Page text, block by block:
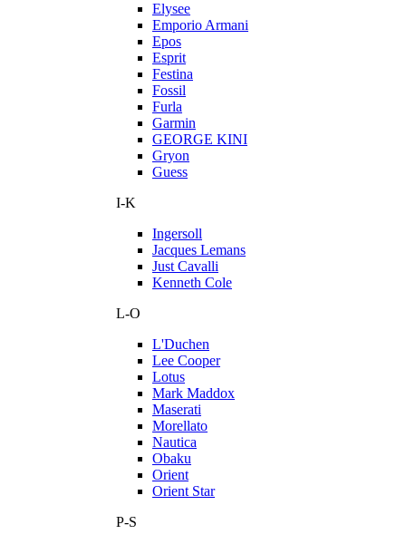
Elysee
Emporio Armani
Epos
Esprit
Festina
Fossil
Furla
Garmin
GEORGE KINI
Gryon
Guess
I-K
Ingersoll
Jacques Lemans
Just Cavalli
Kenneth Cole
L-O
L'Duchen
Lee Cooper
Lotus
Mark Maddox
Maserati
Morellato
Nautica
Obaku
Orient
Orient Star
P-S